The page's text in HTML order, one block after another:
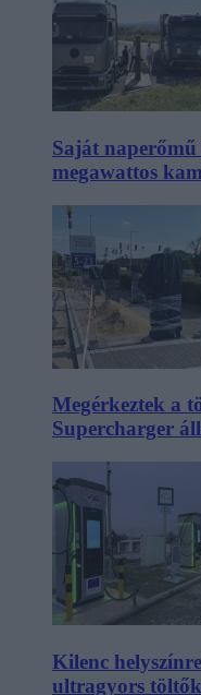
Saját
megawattos
Megérkeztek a
Supercharger
Kilenc
ultragyors